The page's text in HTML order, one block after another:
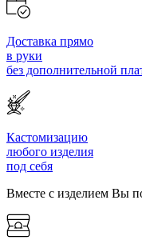
Доставка прямо
в руки
без дополнительной
Кастомизацию
любого изделия
под себя
Вместе с изделием Вы